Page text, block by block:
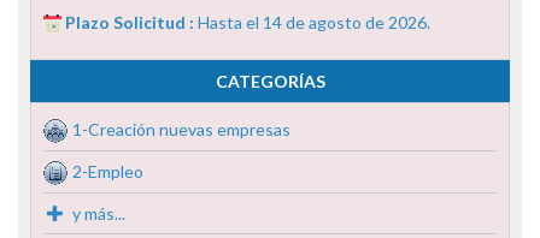
Plazo Solicitud : Hasta el 14 de agosto de 2026.
CATEGORÍAS
1-Creación nuevas empresas
2-Empleo
y más...